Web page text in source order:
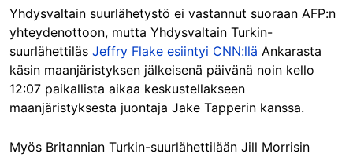
Yhdysvaltain suurlähetystö ei vastannut suoraan AFP:n
yhteydenottoon, mutta Yhdysvaltain Turkin-
suurlähettiläs Jeffry Flake esiintyi CNN:llä Ankarasta
käsin maanjäristyksen jälkeisenä päivänä noin kello
12:07 paikallista aikaa keskustellakseen
maanjäristyksesta juontaja Jake Tapperin kanssa.
Myös Britannian Turkin-suurlähettilään Jill Morrisin